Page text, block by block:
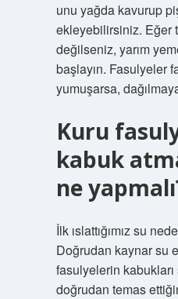
unu yağda kavurup
ekleyebilirsiniz. Eğer
değilseniz, yarım
başlayın. Fasulyeler
yumuşarsa,
Kuru
kabuk
ne
İlk ıslattığımız su
Doğrudan kaynar su
fasulyelerin kabukları
doğrudan temas